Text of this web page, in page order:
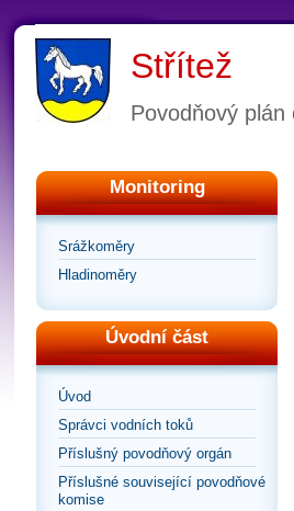
Střítež
Povodňový plán
Monitoring
Srážkoměry
Hladinoměry
Úvodní část
Úvod
Správci vodních toků
Příslušný povodňový orgán
Příslušné související povodňové
komise